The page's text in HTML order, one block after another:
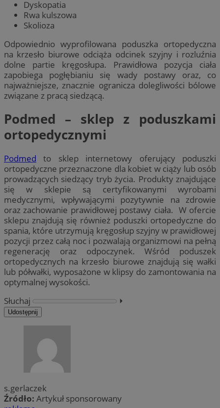
Dyskopatia
Rwa kulszowa
Skolioza
Odpowiednio wyprofilowana poduszka ortopedyczna
na krzesło biurowe odciąża odcinek szyjny i rozluźnia
dolne partie kręgosłupa. Prawidłowa pozycja ciała
zapobiega pogłębianiu się wady postawy oraz, co
najważniejsze, znacznie ogranicza dolegliwości bólowe
związane z pracą siedzącą.
Podmed – sklep z poduszkami
ortopedycznymi
Podmed to sklep internetowy oferujący poduszki
ortopedyczne przeznaczone dla kobiet w ciąży lub osób
prowadzących siedzący tryb życia. Produkty znajdujące
się w sklepie są certyfikowanymi wyrobami
medycznymi, wpływającymi pozytywnie na zdrowie
oraz zachowanie prawidłowej postawy ciała. W ofercie
sklepu znajdują się również poduszki ortopedyczne do
spania, które utrzymują kręgosłup szyjny w prawidłowej
pozycji przez całą noc i pozwalają organizmowi na pełną
regenerację oraz odpoczynek. Wśród poduszek
ortopedycznych na krzesło biurowe znajdują się wałki
lub półwałki, wyposażone w klipsy do zamontowania na
optymalnej wysokości.
Słuchaj
⏵︎
Udostępnij
s.gerlaczek
Źródło: Artykuł sponsorowany